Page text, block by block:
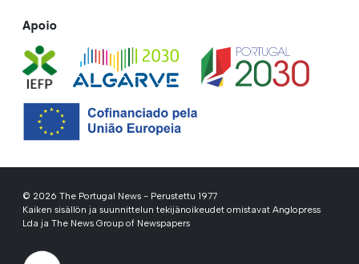
Apoio
© 2026 The Portugal News - Perustettu 1977
Kaiken sisällön ja suunnittelun tekijänoikeudet omistavat Anglopress
Lda ja The News Group of Newspapers